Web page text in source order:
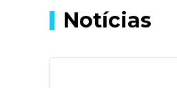
Notícias